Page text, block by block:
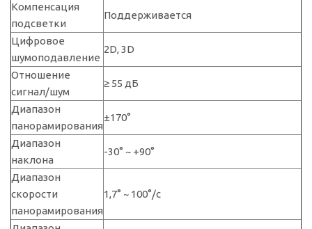
Компенсация
подсветки
Поддерживается
Цифровое
шумоподавление
2D, 3D
Отношение
сигнал/шум
≥ 55 дБ
Диапазон
панорамирования
±170°
Диапазон
наклона
-30° ~ +90°
Диапазон
скорости
панорамирования
1,7° ~ 100°/с